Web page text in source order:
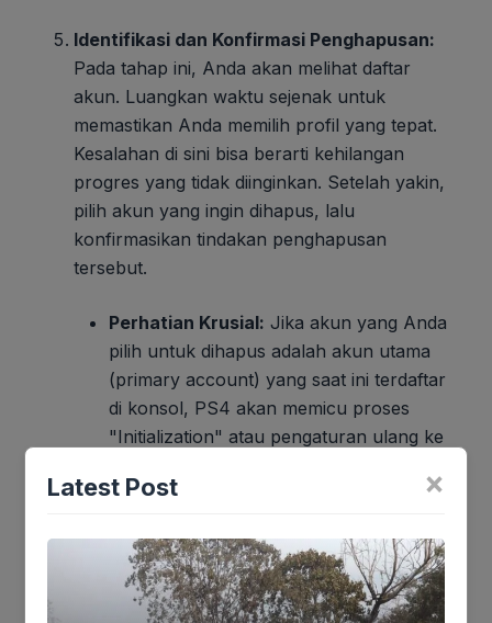
Identifikasi dan Konfirmasi Penghapusan:
Pada tahap ini, Anda akan melihat daftar
akun. Luangkan waktu sejenak untuk
memastikan Anda memilih profil yang tepat.
Kesalahan di sini bisa berarti kehilangan
progres yang tidak diinginkan. Setelah yakin,
pilih akun yang ingin dihapus, lalu
konfirmasikan tindakan penghapusan
tersebut.
Perhatian Krusial: Jika akun yang Anda
pilih untuk dihapus adalah akun utama
(primary account) yang saat ini terdaftar
di konsol, PS4 akan memicu proses
"Initialization" atau pengaturan ulang ke
sebagai "reset nuklir" untuk konsol
segalanya kembali ke pengaturan pabrik,
termasuk semua data game, aplikasi, dan
profil pengguna lainnya yang belum
×
Latest Post